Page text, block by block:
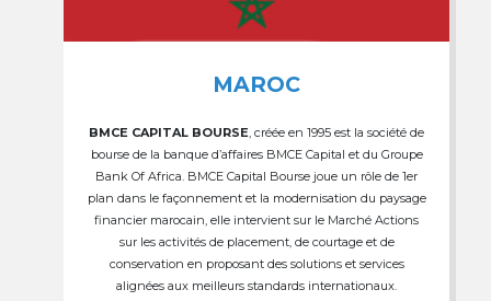
MAROC
BMCE CAPITAL BOURSE , créée en 1995 est la société de
bourse de la banque d’affaires BMCE Capital et du Groupe
Bank Of Africa. BMCE Capital Bourse joue un rôle de 1er
plan dans le façonnement et la modernisation du paysage
financier marocain, elle intervient sur le Marché Actions
sur les activités de placement, de courtage et de
conservation en proposant des solutions et services
alignées aux meilleurs standards internationaux.